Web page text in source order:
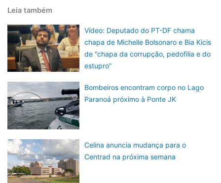
Leia também
Vídeo: Deputado do PT-DF chama
chapa de Michelle Bolsonaro e Bia Kicis
de “chapa da corrupção, pedofilia e do
estupro”
Bombeiros encontram corpo no Lago
Paranoá próximo à Ponte JK
Celina anuncia mudança para o
Centrad na próxima semana